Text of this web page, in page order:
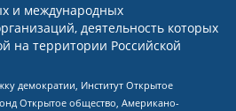
и международных
деятельность которых
на территории Российской
демократии, Институт Открытое
Открытое общество, Американо-